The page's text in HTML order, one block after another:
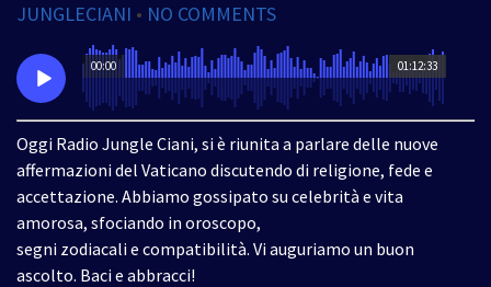
JUNGLECIANI • NO COMMENTS
01:12:33
00:00
Oggi Radio Jungle Ciani, si è riunita a parlare delle nuove
affermazioni del Vaticano discutendo di religione, fede e
accettazione. Abbiamo gossipato su celebrità e vita
amorosa, sfociando in oroscopo,
segni zodiacali e compatibilità. Vi auguriamo un buon
ascolto. Baci e abbracci!